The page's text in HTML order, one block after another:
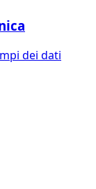
dei dati